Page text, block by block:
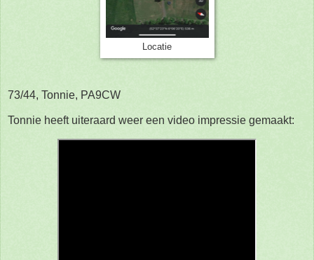
Locatie
73/44, Tonnie, PA9CW
Tonnie heeft uiteraard weer een video impressie gemaakt: